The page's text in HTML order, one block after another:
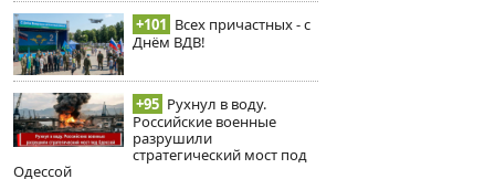
+101 Всех причастных - с
Днём ВДВ!
+95 Рухнул в воду.
Российские военные
разрушили
стратегический мост под
Одессой